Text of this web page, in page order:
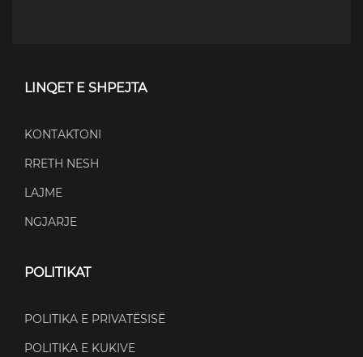
LINQET E SHPEJTA
KONTAKTONI
RRETH NESH
LAJME
NGJARJE
POLITIKAT
POLITIKA E PRIVATËSISË
POLITIKA E KUKIVE